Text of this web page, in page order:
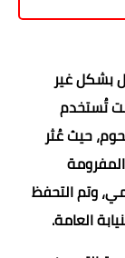
بشكل غير
تُستخدم
حيث عُثر
المفرومة
وتم التحفظ
العامة.